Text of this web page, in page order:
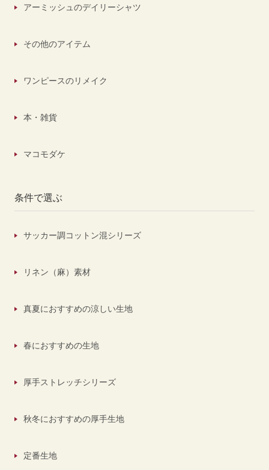
アーミッシュのデイリーシャツ
その他のアイテム
ワンピースのリメイク
本・雑貨
マコモダケ
条件で選ぶ
サッカー調コットン混シリーズ
リネン（麻）素材
真夏におすすめの涼しい生地
春におすすめの生地
厚手ストレッチシリーズ
秋冬におすすめの厚手生地
定番生地